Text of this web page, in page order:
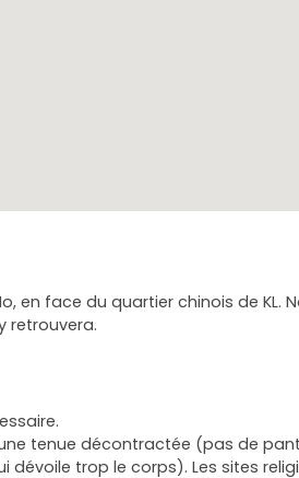
en face du quartier chinois de KL.
retrouvera.
tenue décontractée (pas de
trop le corps). Les sites